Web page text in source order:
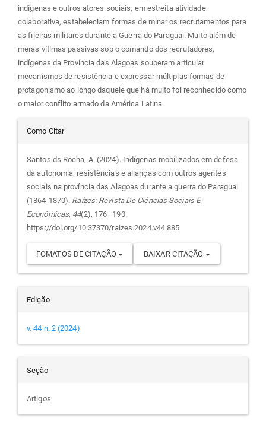
indígenas e outros atores sociais, em estreita atividade
colaborativa, estabeleciam formas de minar os recrutamentos para
as fileiras militares durante a Guerra do Paraguai. Muito além de
meras vítimas passivas sob o comando dos recrutadores,
indígenas da Província das Alagoas souberam articular
mecanismos de resistência e expressar múltiplas formas de
protagonismo ao longo daquele que há muito foi reconhecido como
o maior conflito armado da América Latina.
Detalhes
do
artigo
Como Citar
Santos ds Rocha, A. (2024). Indígenas mobilizados em defesa
da autonomia: resistências e alianças com outros agentes
sociais na província das Alagoas durante a guerra do Paraguai
(1864-1870). Raízes: Revista De Ciências Sociais E
Econômicas, 44(2), 176–190.
https://doi.org/10.37370/raizes.2024.v44.885
FOMATOS DE CITAÇÃO BAIXAR CITAÇÃO
Edição
v. 44 n. 2 (2024)
Seção
Artigos